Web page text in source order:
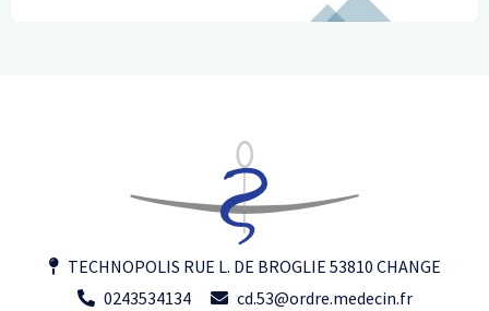
TECHNOPOLIS RUE L. DE BROGLIE 53810 CHANGE
0243534134
cd.53@ordre.medecin.fr